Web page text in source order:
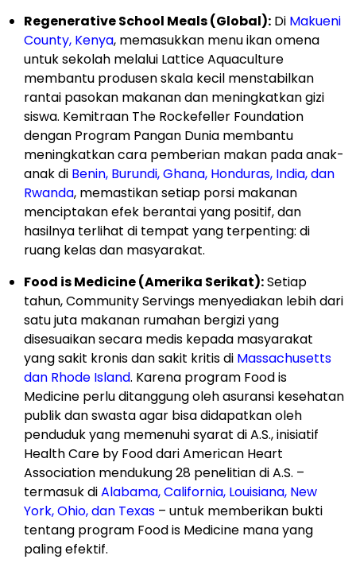
Regenerative School Meals (Global): Di Makueni
County, Kenya, memasukkan menu ikan omena
untuk sekolah melalui Lattice Aquaculture
membantu produsen skala kecil menstabilkan
rantai pasokan makanan dan meningkatkan gizi
siswa. Kemitraan The Rockefeller Foundation
dengan Program Pangan Dunia membantu
meningkatkan cara pemberian makan pada anak-
anak di Benin, Burundi, Ghana, Honduras, India, dan
Rwanda, memastikan setiap porsi makanan
menciptakan efek berantai yang positif, dan
hasilnya terlihat di tempat yang terpenting: di
ruang kelas dan masyarakat.
Food is Medicine (Amerika Serikat):Setiap
tahun, Community Servings menyediakan lebih dari
satu juta makanan rumahan bergizi yang
disesuaikan secara medis kepada masyarakat
yang sakit kronis dan sakit kritis di Massachusetts
dan Rhode Island. Karena program Food is
Medicine perlu ditanggung oleh asuransi kesehatan
publik dan swasta agar bisa didapatkan oleh
penduduk yang memenuhi syarat di A.S., inisiatif
Health Care by Food dari American Heart
Association mendukung 28 penelitian di A.S. –
termasuk diAlabama, California, Louisiana, New
York, Ohio, dan Texas – untuk memberikan bukti
tentang program Food is Medicine mana yang
paling efektif.